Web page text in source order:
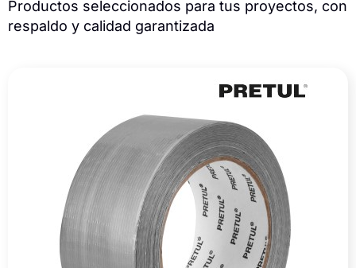
Productos seleccionados para tus proyectos, con
respaldo y calidad garantizada